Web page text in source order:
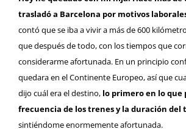
trasladó a Barcelona por motivos
contó que se iba a vivir a más de 600
que después de todo, con los tiempos que
considerarme afortunada. En un principio
quedara en el Continente Europeo, así que
dijo cuál era el destino, lo primero en lo que
frecuencia de los trenes y la duración del
sintiéndome enormemente afortunada.